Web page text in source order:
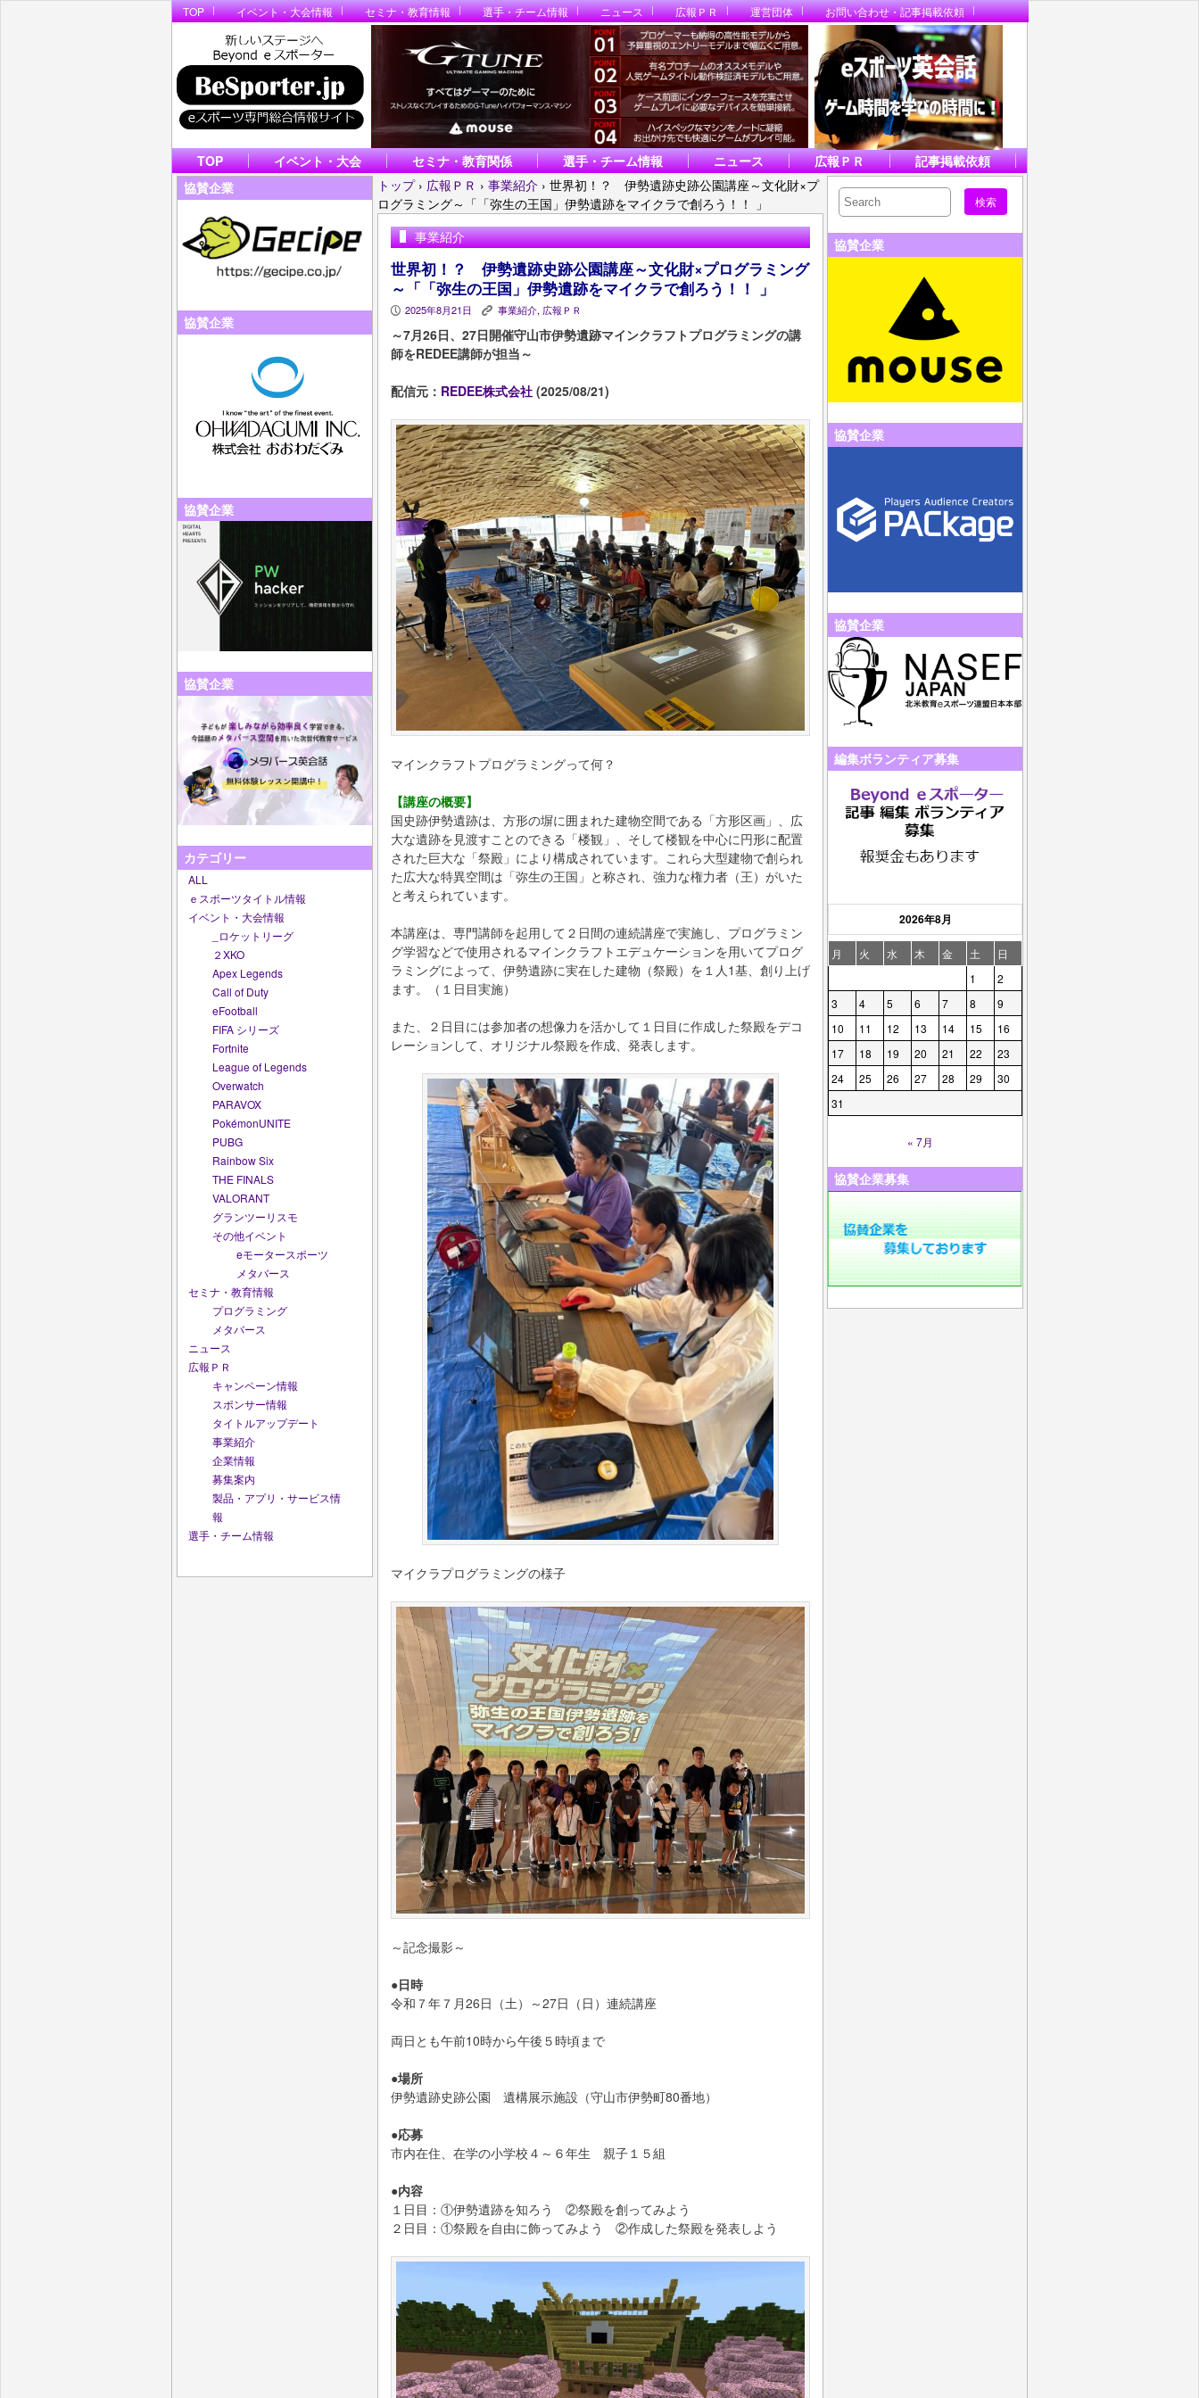
TOP イベント・大会情報 セミナ・教育情報 選手・チーム情報 ニュース 広報ＰＲ 運営団体 お問い合わせ・記事掲載依頼
TOP イベント・大会 セミナ・教育関係 選手・チーム情報 ニュース 広報ＰＲ
記事掲載依頼
協賛企業
協賛企業
協賛企業
協賛企業
カテゴリー
ALL
ｅスポーツタイトル情報
イベント・大会情報
_ロケットリーグ
２XKO
Apex Legends
Call of Duty
eFootball
FIFA シリーズ
Fortnite
League of Legends
Overwatch
PARAVOX
PokémonUNITE
PUBG
Rainbow Six
THE FINALS
VALORANT
グランツーリスモ
その他イベント
eモータースポーツ
メタバース
セミナ・教育情報
プログラミング
メタバース
ニュース
広報ＰＲ
キャンペーン情報
スポンサー情報
タイトルアップデート
事業紹介
企業情報
募集案内
製品・アプリ・サービス情
報
選手・チーム情報
トップ › 広報ＰＲ › 事業紹介 › 世界初！？ 伊勢遺跡史跡公園講座～文化財×プ
ログラミング～「「弥生の王国」伊勢遺跡をマイクラで創ろう！！ 」
事業紹介
世界初！？ 伊勢遺跡史跡公園講座～文化財×プログラミング
～「「弥生の王国」伊勢遺跡をマイクラで創ろう！！ 」
P 2025年8月21日 K 事業紹介, 広報ＰＲ
～7月26日、27日開催守山市伊勢遺跡マインクラフトプログラミングの講
師をREDEE講師が担当～
配信元： REDEE株式会社 (2025/08/21)
マインクラフトプログラミングって何？
【講座の概要】
国史跡伊勢遺跡は、方形の塀に囲まれた建物空間である「方形区画」、広
大な遺跡を見渡すことのできる「楼観」、そして楼観を中心に円形に配置
された巨大な「祭殿」により構成されています。これら大型建物で創られ
た広大な特異空間は「弥生の王国」と称され、強力な権力者（王）がいた
と考えられています。
本講座は、専門講師を起用して２日間の連続講座で実施し、プログラミン
グ学習などで使用されるマインクラフトエデュケーションを用いてプログ
ラミングによって、伊勢遺跡に実在した建物（祭殿）を１人1基、創り上げ
ます。（１日目実施）
また、２日目には参加者の想像力を活かして１日目に作成した祭殿をデコ
レーションして、オリジナル祭殿を作成、発表します。
マイクラプログラミングの様子
～記念撮影～
●日時
令和７年７月26日（土）～27日（日）連続講座
両日とも午前10時から午後５時頃まで
●場所
伊勢遺跡史跡公園 遺構展示施設（守山市伊勢町80番地）
●応募
市内在住、在学の小学校４～６年生 親子１５組
●内容
１日目：①伊勢遺跡を知ろう ②祭殿を創ってみよう
２日目：①祭殿を自由に飾ってみよう ②作成した祭殿を発表しよう
協賛企業
協賛企業
協賛企業
編集ボランティア募集
2026年8月
月 火 水 木 金 土
日
1
2
3
4 5 6 7 8
9
10
11 12 13 14 15
16
17
18 19 20 21 22
23
24
25 26 27 28 29
30
31
« 7月
協賛企業募集